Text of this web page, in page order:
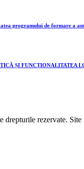
programului de formare a
ȘI FUNCȚIONALITATEA
drepturile rezervate. Site